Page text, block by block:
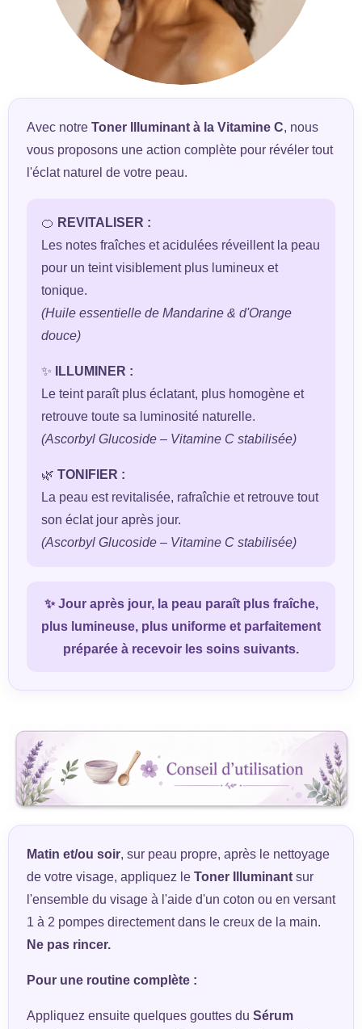
Avec notre Toner Illuminant à la Vitamine C, nous
vous proposons une action complète pour révéler tout
l'éclat naturel de votre peau.
🍊 REVITALISER :
Les notes fraîches et acidulées réveillent la peau
pour un teint visiblement plus lumineux et
tonique.
(Huile essentielle de Mandarine & d'Orange
douce)
✨
ILLUMINER :
Le teint paraît plus éclatant, plus homogène et
retrouve toute sa luminosité naturelle.
(Ascorbyl Glucoside – Vitamine C stabilisée)
🌿 TONIFIER :
La peau est revitalisée, rafraîchie et retrouve tout
son éclat jour après jour.
(Ascorbyl Glucoside – Vitamine C stabilisée)
✨ Jour après jour, la peau paraît plus fraîche,
plus lumineuse, plus uniforme et parfaitement
préparée à recevoir les soins suivants.
Matin et/ou soir, sur peau propre, après le nettoyage
de votre visage, appliquez le Toner Illuminant sur
l'ensemble du visage à l'aide d'un coton ou en versant
1 à 2 pompes directement dans le creux de la main.
Ne pas rincer.
Pour une routine complète :
Appliquez ensuite quelques gouttes du Sérum